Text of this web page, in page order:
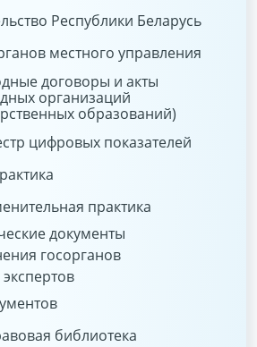
Республики Беларусь
местного управления
договоры и акты
организаций
образований)
цифровых показателей
практика
документы
госорганов
библиотека